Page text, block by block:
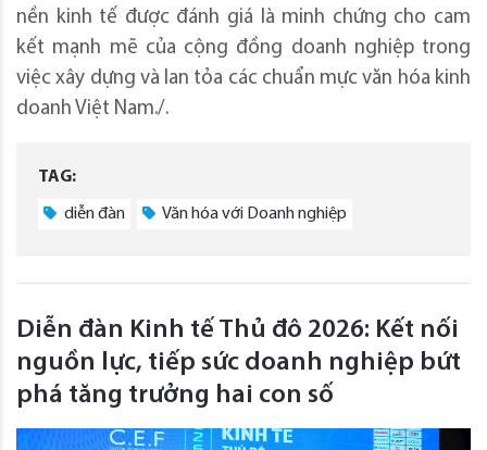
nền kinh tế được đánh giá là minh chứng cho cam
kết mạnh mẽ của cộng đồng doanh nghiệp trong
việc xây dựng và lan tỏa các chuẩn mực văn hóa kinh
doanh Việt Nam./.
TAG:
diễn đàn Văn hóa với Doanh nghiệp
Diễn đàn Kinh tế Thủ đô 2026: Kết nối
nguồn lực, tiếp sức doanh nghiệp bứt
phá tăng trưởng hai con số